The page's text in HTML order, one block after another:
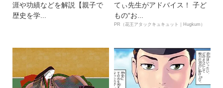
涯や功績などを解説【親子で
歴史を学...
てぃ先生がアドバイス！ 子ど
もの“お...
PR（花王アタックキュキュット｜Hugkum）